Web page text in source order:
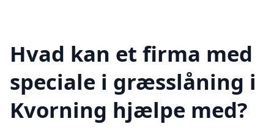
Hvad kan et firma med
speciale i græsslåning i
Kvorning hjælpe med?